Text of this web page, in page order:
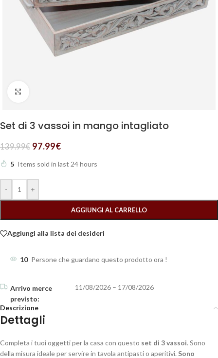
Set di 3 vassoi in mango intagliato
139.99€ 97.99€
5 Items sold in last 24 hours
- +
AGGIUNGI AL CARRELLO
Aggiungi alla lista dei desideri
10 Persone che guardano questo prodotto ora !
11/08/2026 – 17/08/2026
Descrizione
Dettagli
Completa i tuoi oggetti per la casa con questo set di 3 vassoi. Sono
della misura ideale per servire in tavola antipasti o aperitivi. Sono